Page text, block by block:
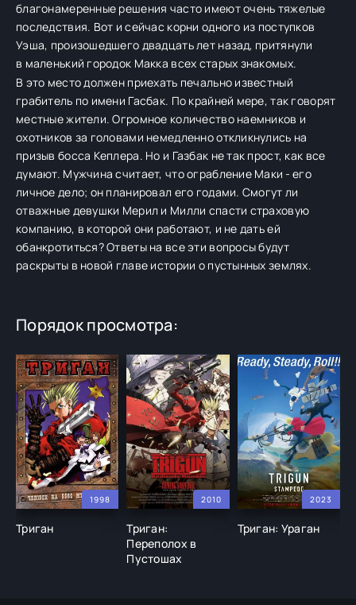
благонамеренные решения часто имеют очень тяжелые
последствия. Вот и сейчас корни одного из поступков
Уэша, произошедшего двадцать лет назад, притянули
в маленький городок Макка всех старых знакомых.
В это место должен приехать печально известный
грабитель по имени Гасбак. По крайней мере, так говорят
местные жители. Огромное количество наемников и
охотников за головами немедленно откликнулись на
призыв босса Кеплера. Но и Газбак не так прост, как все
думают. Мужчина считает, что ограбление Маки - его
личное дело; он планировал его годами. Смогут ли
отважные девушки Мерил и Милли спасти страховую
компанию, в которой они работают, и не дать ей
обанкротиться? Ответы на все эти вопросы будут
раскрыты в новой главе истории о пустынных землях.
Порядок просмотра:
1998
Триган
2010
Триган:
Переполох в
Пустошах
2023
Триган: Ураган